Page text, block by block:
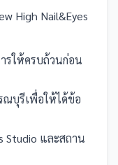
High Nail&Eyes
รให้ครบถ้วนก่อน
ณบุรีเพื่อให้ได้ข้อ
Studio และสถาน